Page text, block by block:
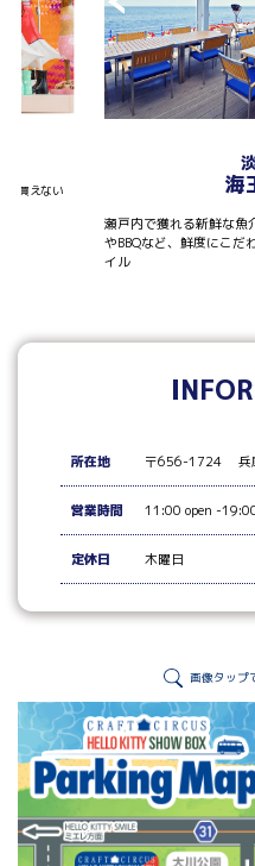
か買えない 海
瀬戸内で獲れる新鮮な魚
やBBQなど、鮮度にこだ
イル
所在地 〒656-1724 兵
営業時間 11:00 open -
定休日 木曜日
画像タップ